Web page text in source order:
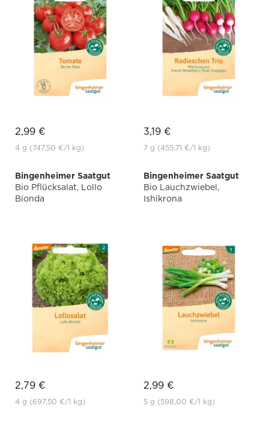
2,99 €
4 g (747,50 €/1 kg)
3,19 €
7 g (455,71 €/1 kg)
Bingenheimer Saatgut
Bio Pflücksalat, Lollo
Bionda
2,79 €
4 g (697,50 €/1 kg)
Bingenheimer Saatgut
Bio Lauchzwiebel,
Ishikrona
2,99 €
5 g (598,00 €/1 kg)